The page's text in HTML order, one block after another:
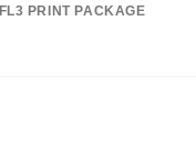
FL3 PRINT PACKAGE